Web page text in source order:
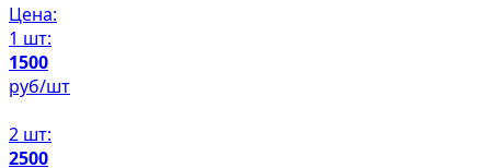
Цена:
1 шт:
1500
руб/шт
2 шт:
2500